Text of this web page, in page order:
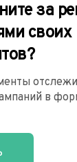
за
своих
в